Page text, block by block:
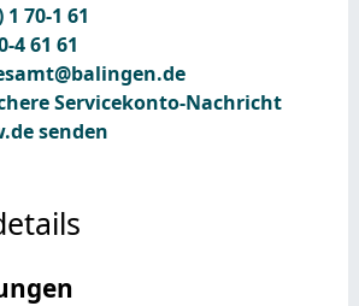
1 70-1 61
461 61
Servicekonto-Nachricht
senden